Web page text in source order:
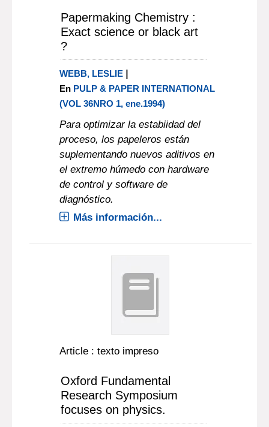
Papermaking Chemistry :
Exact science or black art
?
WEBB, LESLIE |
En PULP & PAPER INTERNATIONAL
(VOL 36NRO 1, ene.1994)
Para optimizar la estabiidad del
proceso, los papeleros están
suplementando nuevos aditivos en
el extremo húmedo con hardware
de control y software de
diagnóstico.
Más información...
Article : texto impreso
Oxford Fundamental
Research Symposium
focuses on physics.